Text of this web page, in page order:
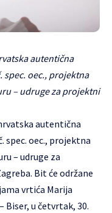
autentična
spec. oec., projektna
– udruge za projektni
autentična
spec. oec., projektna
– udruge za
Bit će održane
vrtića Marija
Biser, u četvrtak, 30.